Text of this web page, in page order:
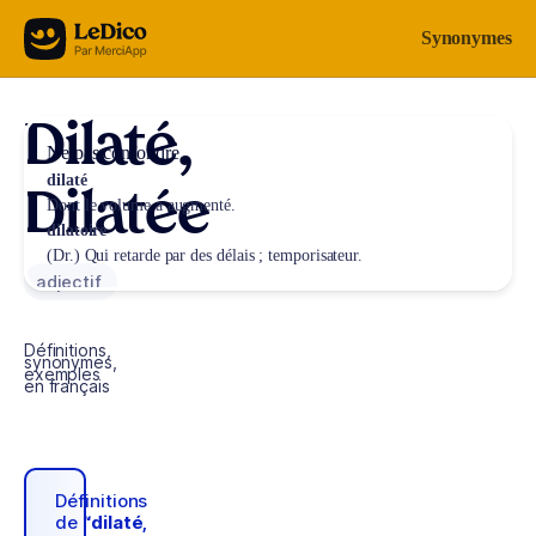
Aller au contenu Synonymes
Dilaté,
Dilatée
adjectif
Définitions,
synonymes,
exemples
en français
Définitions
de “dilaté,
Ne pas confondre
dilaté
Dont le volume a augmenté.
dilatoire
(Dr.) Qui retarde par des délais ; temporisateur.